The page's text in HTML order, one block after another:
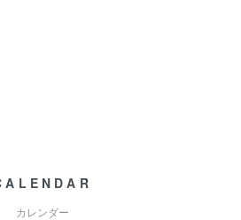
カレンダー